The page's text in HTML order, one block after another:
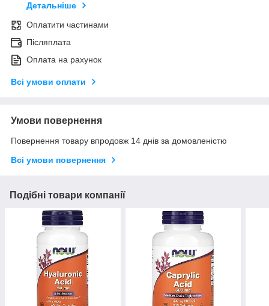
Детальніше
Оплатити частинами
Післяплата
Оплата на рахунок
Всі умови оплати
Умови повернення
Повернення товару впродовж 14 днів за домовленістю
Всі умови повернення
Подібні товари компанії